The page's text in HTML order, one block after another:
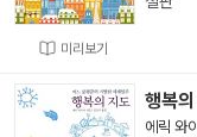
미리보기
행복
에릭 와